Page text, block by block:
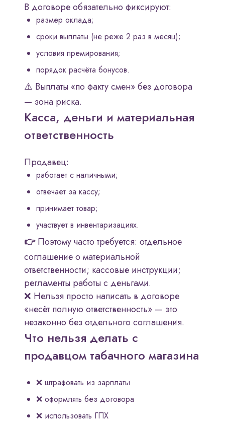
В договоре обязательно фиксируют:
размер оклада;
сроки выплаты (не реже 2 раз в месяц);
условия премирования;
порядок расчёта бонусов.
⚠️ Выплаты «по факту смен» без договора
— зона риска.
Касса, деньги и материальная
ответственность
Продавец:
работает с наличными;
отвечает за кассу;
принимает товар;
участвует в инвентаризациях.
👉Поэтому часто требуется: отдельное
соглашение о материальной
ответственности; кассовые инструкции;
регламенты работы с деньгами.
❌ Нельзя просто написать в договоре
«несёт полную ответственность» — это
незаконно без отдельного соглашения.
Что нельзя делать с
продавцом табачного магазина
❌ штрафовать из зарплаты
❌ оформлять без договора
❌ использовать ГПХ